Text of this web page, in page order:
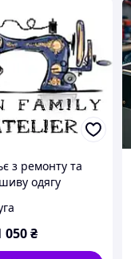
з ремонту та
одягу
050₴